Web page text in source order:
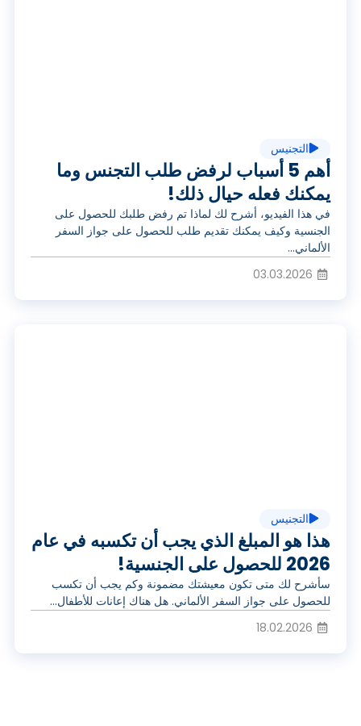
ي
د
ي
ي
ل
ا
ي
د
ي
التجنيس
أهم 5 أسباب لرفض طلب التجنس وما
يمكنك فعله حيال ذلك!
في هذا الفيديو، أشرح لك لماذا تم رفض طلبك للحصول على
الجنسية وكيف يمكنك تقديم طلب للحصول على جواز السفر
الألماني...
03.03.2026
ي
ل
التجنيس
هذا هو المبلغ الذي يجب أن تكسبه في عام
2026 للحصول على الجنسية!
سأشرح لك متى تكون معيشتك مضمونة وكم يجب أن تكسب
للحصول على جواز السفر الألماني. هل هناك إعانات للأطفال...
18.02.2026